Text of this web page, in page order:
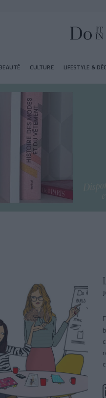
BEAUTÉ CULTURE LIFESTYLE &